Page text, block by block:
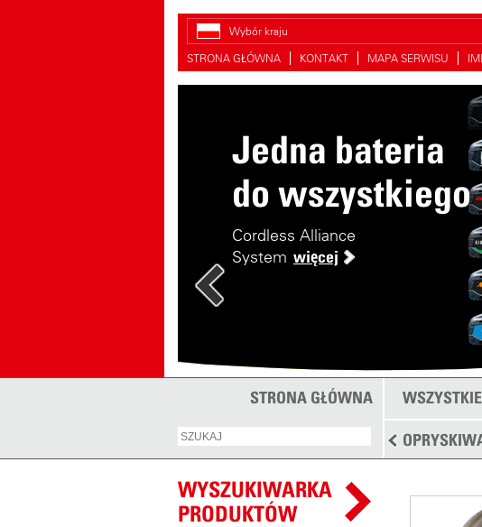
Wybór kraju
STRONA GŁÓWNA
KONTAKT MAPA SERWISU
Jedna bateria
do wszystkiego
Cordless Alliance
System więcej
STRONA GŁÓWNA
WYSZUKIWARKA
PRODUKTÓW